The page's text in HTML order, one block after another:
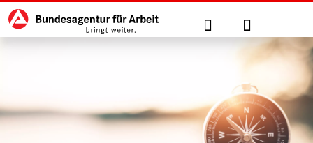
zu den Hauptinhalten springen
Hauptnavigation Suche Anmelden